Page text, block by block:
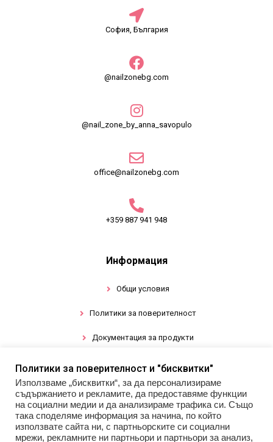
София, България
@nailzonebg.com
@nail_zone_by_anna_savopulo
office@nailzonebg.com
+359 887 941 948
Информация
Общи условия
Политики за поверителност
Документация за продукти
Промоции
Гел лак
Инструменти
Политики за поверителност и "бисквитки"
Използваме „бисквитки“, за да персонализираме
съдържанието и рекламите, да предоставяме функции
на социални медии и да анализираме трафика си. Също
така споделяме информация за начина, по който
използвате сайта ни, с партньорските си социални
мрежи, рекламните ни партньори и партньори за анализ,